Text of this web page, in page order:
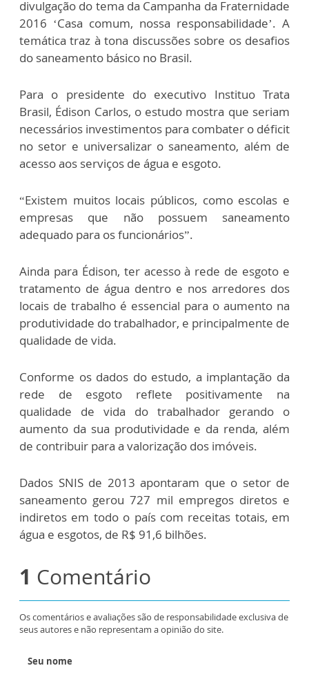
divulgação do tema da Campanha da Fraternidade
2016 ‘Casa comum, nossa responsabilidade’. A
temática traz à tona discussões sobre os desafios
do saneamento básico no Brasil.
Para o presidente do executivo Instituo Trata
Brasil, Édison Carlos, o estudo mostra que seriam
necessários investimentos para combater o déficit
no setor e universalizar o saneamento, além de
acesso aos serviços de água e esgoto.
“Existem muitos locais públicos, como escolas e
empresas que não possuem saneamento
adequado para os funcionários”.
Ainda para Édison, ter acesso à rede de esgoto e
tratamento de água dentro e nos arredores dos
locais de trabalho é essencial para o aumento na
produtividade do trabalhador, e principalmente de
qualidade de vida.
Conforme os dados do estudo, a implantação da
rede de esgoto reflete positivamente na
qualidade de vida do trabalhador gerando o
aumento da sua produtividade e da renda, além
de contribuir para a valorização dos imóveis.
Dados SNIS de 2013 apontaram que o setor de
saneamento gerou 727 mil empregos diretos e
indiretos em todo o país com receitas totais, em
água e esgotos, de R$ 91,6 bilhões.
1 Comentário
Os comentários e avaliações são de responsabilidade exclusiva de
seus autores e não representam a opinião do site.
Seu nome